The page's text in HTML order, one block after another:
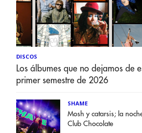
DISCOS
Los álbumes que no dejamos de
primer semestre de 2026
SHAME
Mosh y catarsis; la
Club Chocolate